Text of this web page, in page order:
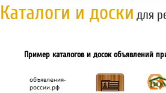
Каталоги и доски для
Пример каталогов и досок объявлений